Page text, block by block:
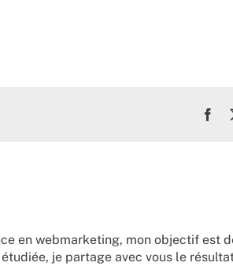
en webmarketing, mon objectif est
je partage avec vous le